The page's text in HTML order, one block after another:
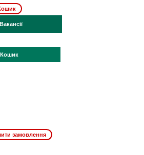
Вакансії
Кошик